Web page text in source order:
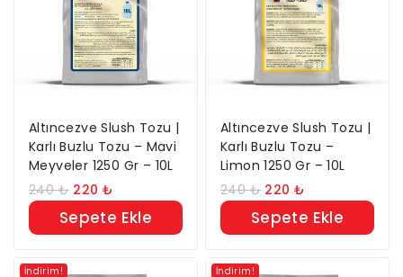
Altıncezve Slush Tozu |
Karlı Buzlu Tozu – Mavi
Meyveler 1250 Gr – 10L
240₺ 220₺
Sepete Ekle
Altıncezve Slush Tozu |
Karlı Buzlu Tozu –
Limon 1250 Gr – 10L
240₺ 220₺
Sepete Ekle
İndirim! İndirim!